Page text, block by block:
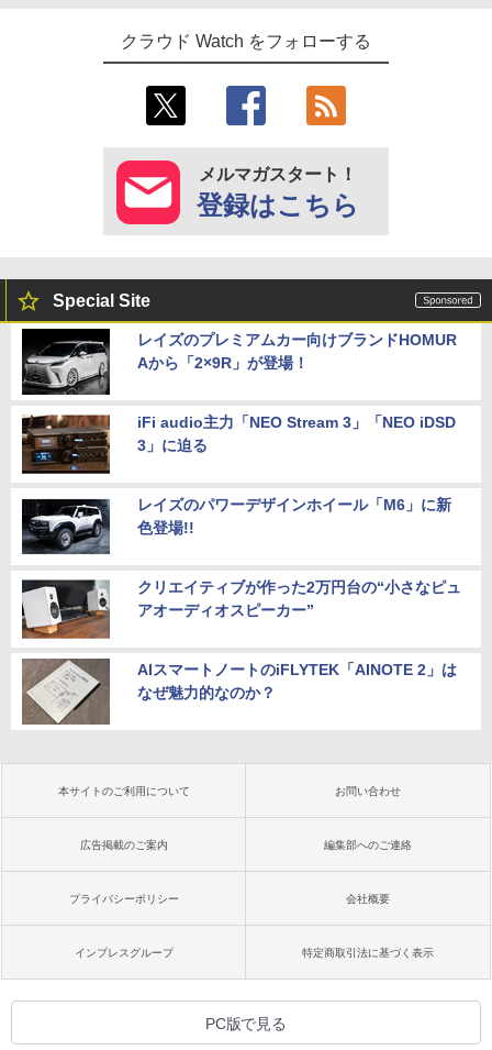
クラウド Watch をフォローする
メルマガスタート！
登録はこちら
Special Site
レイズのプレミアムカー向けブランドHOMUR
Aから「2×9R」が登場！
iFi audio主力「NEO Stream 3」「NEO iDSD
3」に迫る
レイズのパワーデザインホイール「M6」に新
色登場!!
クリエイティブが作った2万円台の“小さなピュ
アオーディオスピーカー”
AIスマートノートのiFLYTEK「AINOTE 2」は
なぜ魅力的なのか？
本サイトのご利用について お問い合わせ
広告掲載のご案内 編集部へのご連絡
プライバシーポリシー 会社概要
インプレスグループ 特定商取引法に基づく表示
PC版で見る